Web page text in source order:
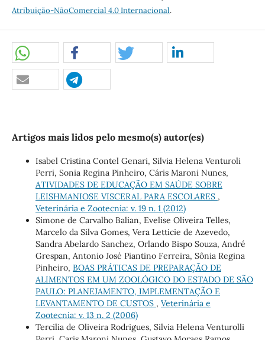
Atribuição-NãoComercial 4.0 Internacional.
Artigos mais lidos pelo mesmo(s) autor(es)
Isabel Cristina Contel Genari, Silvia Helena Venturoli
Perri, Sonia Regina Pinheiro, Cáris Maroni Nunes,
ATIVIDADES DE EDUCAÇÃO EM SAÚDE SOBRE
LEISHMANIOSE VISCERAL PARA ESCOLARES ,
Veterinária e Zootecnia: v. 19 n. 1 (2012)
Simone de Carvalho Balian, Evelise Oliveira Telles,
Marcelo da Silva Gomes, Vera Letticie de Azevedo,
Sandra Abelardo Sanchez, Orlando Bispo Souza, André
Grespan, Antonio José Piantino Ferreira, Sônia Regina
Pinheiro, BOAS PRÁTICAS DE PREPARAÇÃO DE
ALIMENTOS EM UM ZOOLÓGICO DO ESTADO DE SÃO
PAULO: PLANEJAMENTO, IMPLEMENTAÇÃO E
LEVANTAMENTO DE CUSTOS , Veterinária e
Zootecnia: v. 13 n. 2 (2006)
Tercilia de Oliveira Rodrigues, Silvia Helena Venturolli